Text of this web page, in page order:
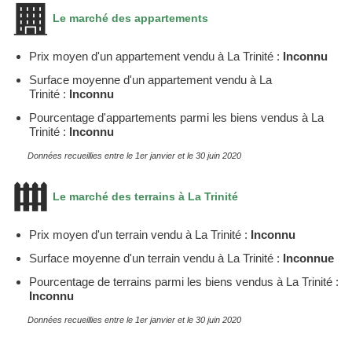
Le marché des appartements
Prix moyen d'un appartement vendu à La Trinité : Inconnu
Surface moyenne d'un appartement vendu à La
Trinité : Inconnu
Pourcentage d'appartements parmi les biens vendus à La
Trinité : Inconnu
Données recueillies entre le 1er janvier et le 30 juin 2020
Le marché des terrains à La Trinité
Prix moyen d'un terrain vendu à La Trinité : Inconnu
Surface moyenne d'un terrain vendu à La Trinité : Inconnue
Pourcentage de terrains parmi les biens vendus à La Trinité :
Inconnu
Données recueillies entre le 1er janvier et le 30 juin 2020